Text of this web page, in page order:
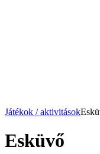
Játékok / aktivitások
Esküvő